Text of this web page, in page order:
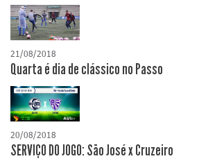
21/08/2018
Quarta é dia de clássico no Passo
20/08/2018
SERVIÇO DO JOGO: São José x Cruzeiro